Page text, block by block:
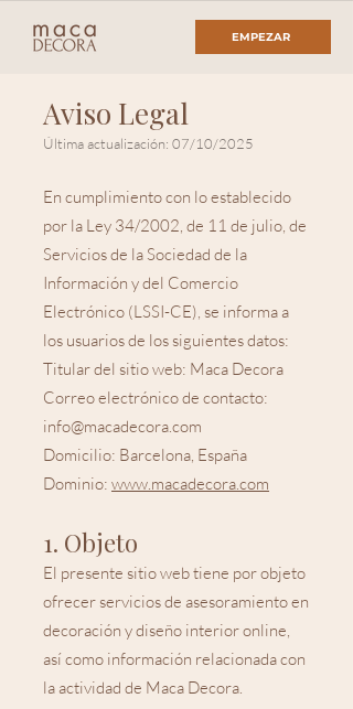
EMPEZAR
Aviso Legal
Última actualización: 07/10/2025
En cumplimiento con lo establecido
por la Ley 34/2002, de 11 de julio, de
Servicios de la Sociedad de la
Información y del Comercio
Electrónico (LSSI-CE), se informa a
los usuarios de los siguientes datos:
Titular del sitio web: Maca Decora
Correo electrónico de contacto:
info@macadecora.com
Domicilio: Barcelona, España
Dominio: www.macadecora.com
1. Objeto
El presente sitio web tiene por objeto
ofrecer servicios de asesoramiento en
decoración y diseño interior online,
así como información relacionada con
la actividad de Maca Decora.